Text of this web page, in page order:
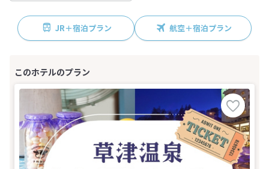
JR＋宿泊プラン 航空＋宿泊プラン